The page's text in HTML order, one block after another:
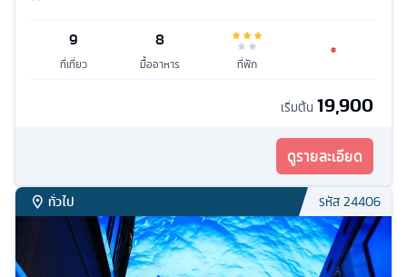
9
ที่เที่ยว
8
มื้ออาหาร ที่พัก
เริ่มต้น 19,900
ดูรายละเอียด
ทั่วไป รหัส24406